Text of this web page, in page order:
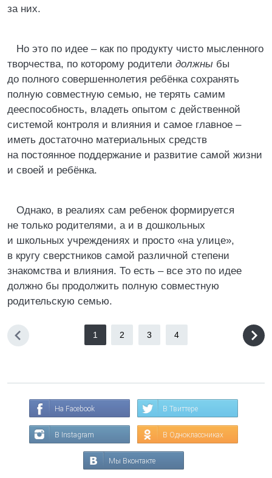
за них.
Но это по идее – как по продукту чисто мысленного
творчества, по которому родители должны бы
до полного совершеннолетия ребёнка сохранять
полную совместную семью, не терять самим
дееспособность, владеть опытом с действенной
системой контроля и влияния и самое главное –
иметь достаточно материальных средств
на постоянное поддержание и развитие самой жизни
и своей и ребёнка.
Однако, в реалиях сам ребенок формируется
не только родителями, а и в дошкольных
и школьных учреждениях и просто «на улице»,
в кругу сверстников самой различной степени
знакомства и влияния. То есть – все это по идее
должно бы продолжить полную совместную
родительскую семью.
1 2 3 4
На Facebook В Твиттере
В Instagram В Одноклассниках
Мы Вконтакте